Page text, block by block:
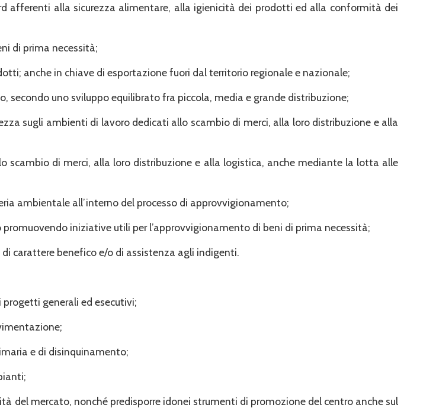
alla sicurezza alimentare, alla igienicità dei prodotti ed alla conformità dei
di prima necessità;
anche in chiave di esportazione fuori dal territorio regionale e nazionale;
uno sviluppo equilibrato fra piccola, media e grande distribuzione;
sugli ambienti di lavoro dedicati allo scambio di merci, alla loro distribuzione e alla
di merci, alla loro distribuzione e alla logistica, anche mediante la lotta alle
ambientale all’interno del processo di approvvigionamento;
iniziative utili per l’approvvigionamento di beni di prima necessità;
carattere benefico e/o di assistenza agli indigenti.
ge­nerali ed esecutivi;
e di di­sinquinamento;
del mer­cato, nonché predisporre idonei strumenti di promozione del centro anche sul